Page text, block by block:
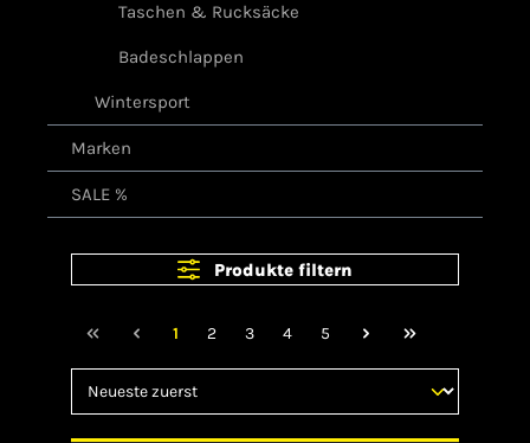
Taschen & Rucksäcke
Badeschlappen
Wintersport
Marken
SALE %
Produkte filtern
1 2 3 4 5